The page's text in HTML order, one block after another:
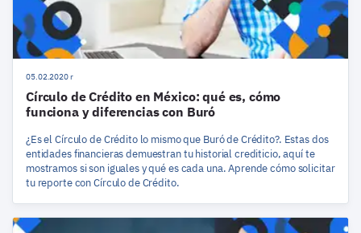
05.02.2020 r
Círculo de Crédito en México: qué es, cómo
funciona y diferencias con Buró
¿Es el Círculo de Crédito lo mismo que Buró de Crédito?. Estas dos
entidades financieras demuestran tu historial crediticio, aquí te
mostramos si son iguales y qué es cada una. Aprende cómo solicitar
tu reporte con Círculo de Crédito.